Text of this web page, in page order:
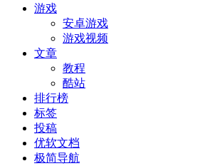
游戏
安卓游戏
游戏视频
文章
教程
酷站
排行榜
标签
投稿
优软文档
极简导航